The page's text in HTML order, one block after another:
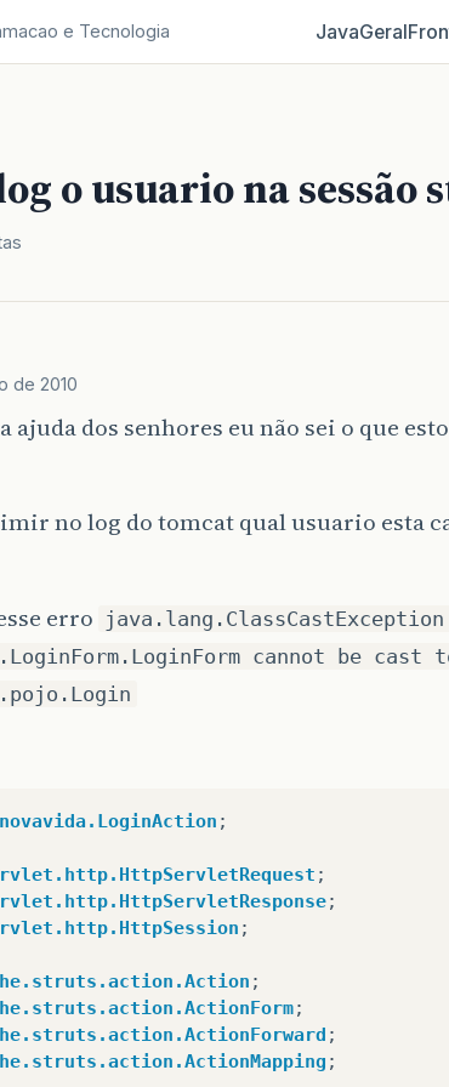
e Tecnologia JavaGeral
o usuario na sessão
de 2010
ajuda dos senhores eu não sei o que
no log do tomcat qual usuario esta
erro
cannot be cast
;
;
;
;
;
;
;
;